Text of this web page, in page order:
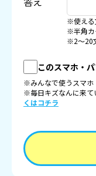
※使える
※半角カ
※2〜20
このスマホ・
※みんなで使うスマホ
※毎日キズなんに来て
くはコチラ